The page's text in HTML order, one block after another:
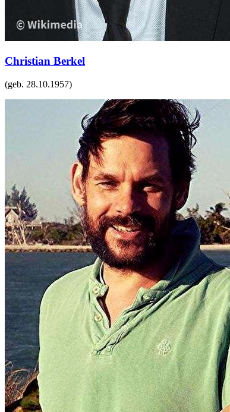
Christian Berkel
(geb. 28.10.1957)